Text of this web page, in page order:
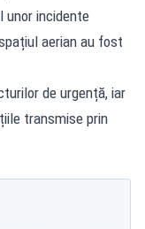
unor incidente
aerian au fost
de urgență, iar
transmise prin